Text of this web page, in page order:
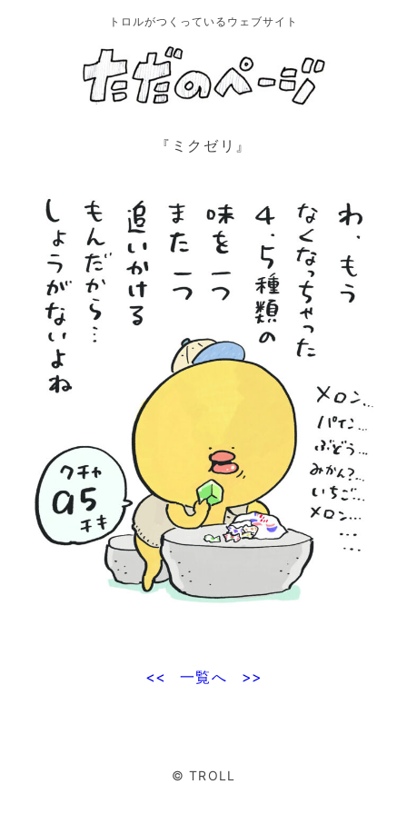
トロルがつくっているウェブサイト
『ミクゼリ』
<<一覧へ >>
© TROLL